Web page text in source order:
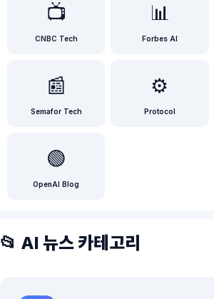
📺
CNBC Tech
📊
Forbes AI
📰
Semafor Tech
⚙️
Protocol
🟢
OpenAI Blog
📂 AI 뉴스 카테고리